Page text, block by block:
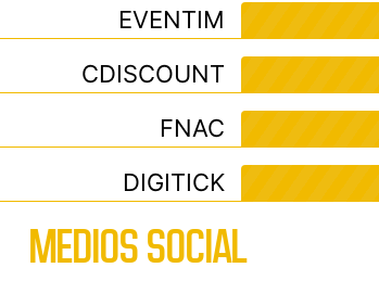
EVENTIM
CDISCOUNT
FNAC
DIGITICK
MEDIOS SOCIAL